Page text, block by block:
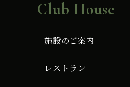
Club House
施設のご案内
レストラン